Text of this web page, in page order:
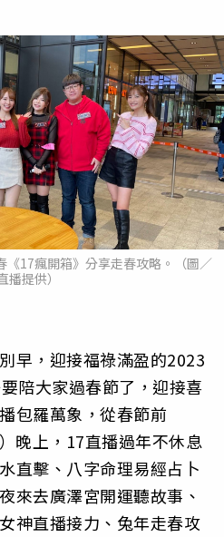
《17瘋開箱》分享走春攻略。（圖／
播提供）
早，迎接福祿滿盈的2023
陪大家過春節了，迎接喜
包羅萬象，從春節前
晚上，17直播過年不休息
直擊、八字命理易經占卜
來去廣澤宮開運聽故事、
神直播接力、兔年走春攻